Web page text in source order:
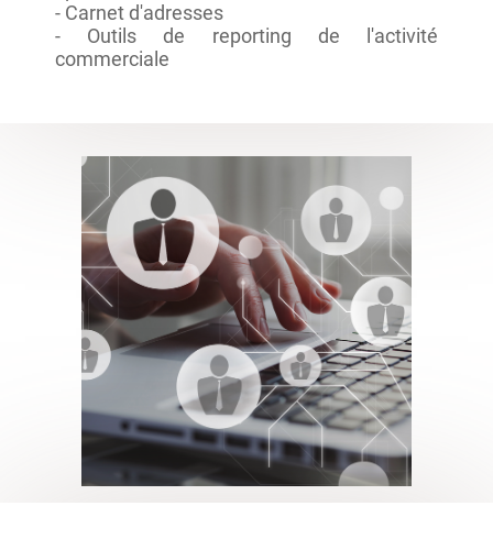
- Carnet d'adresses
- Outils de reporting de l'activité
commerciale